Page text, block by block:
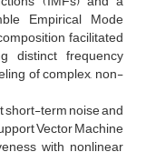
Empirical Mode
facilitated
distinct frequency
of complex, non-
term noise and
Vector Machine